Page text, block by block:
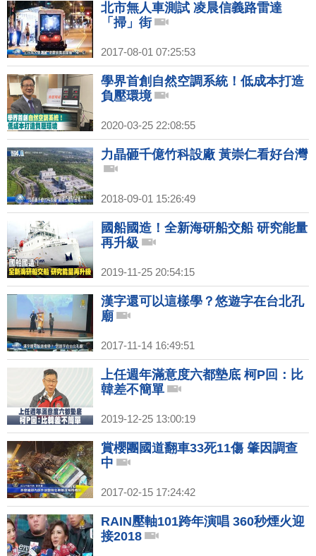
北市無人車測試 凌晨信義路雷達
「掃」街
2017-08-01 07:25:53
學界首創自然空調系統！低成本打造
負壓環境
2020-03-25 22:08:55
力晶砸千億竹科設廠 黃崇仁看好台灣
2018-09-01 15:26:49
國船國造！全新海研船交船 研究能量
再升級
2019-11-25 20:54:15
漢字還可以這樣學？悠遊字在台北孔
廟
2017-11-14 16:49:51
上任週年滿意度六都墊底 柯P回：比
韓差不簡單
2019-12-25 13:00:19
賞櫻團國道翻車33死11傷 肇因調查
中
2017-02-15 17:24:42
RAIN壓軸101跨年演唱 360秒煙火迎
接2018